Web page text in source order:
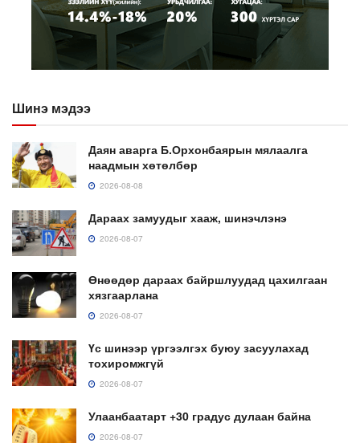
Шинэ мэдээ
Даян аварга Б.Орхонбаярын мялаалга
наадмын хөтөлбөр
2026-08-08
Дараах замуудыг хааж, шинэчлэнэ
2026-08-07
Өнөөдөр дараах байршлуудад цахилгаан
хязгаарлана
2026-08-07
Үс шинээр үргээлгэх буюу засуулахад
тохиромжгүй
2026-08-07
Улаанбаатарт +30 градус дулаан байна
2026-08-07